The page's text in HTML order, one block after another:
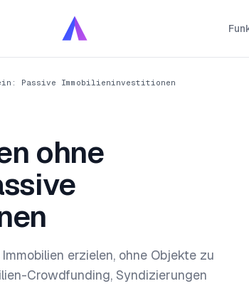
Passive Immobilieninvestitionen
ohne
erzielen, ohne Objekte zu
Crowdfunding, Syndizierungen